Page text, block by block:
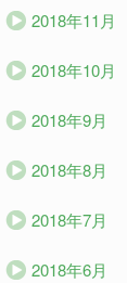
2018年11月
2018年10月
2018年9月
2018年8月
2018年7月
2018年6月